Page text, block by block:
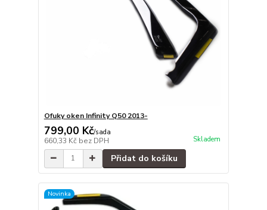
Ofuky oken Infinity Q50 2013-
799,00 Kč/sada
660,33 Kč bez DPH Skladem
Přidat do košíku
Novinka